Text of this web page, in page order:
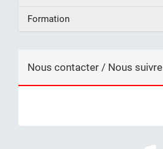
Formation
Nous contacter / Nous suivre